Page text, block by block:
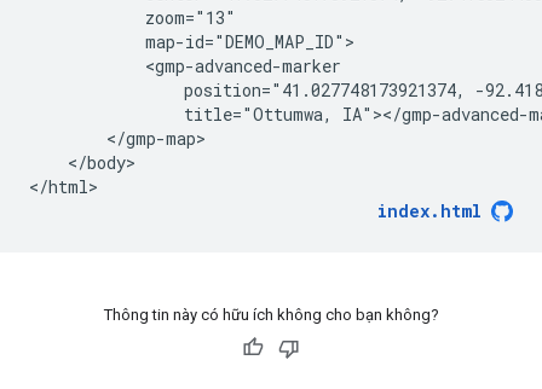
            zoom="13"
            map-id="DEMO_MAP_ID">
            <gmp-advanced-marker
position="41.027748173921374, -
title="Ottumwa, IA"></gmp-advanced-
        </gmp-map>
    </body>
</html>
index.html
Thông tin này có hữu ích không cho bạn không?